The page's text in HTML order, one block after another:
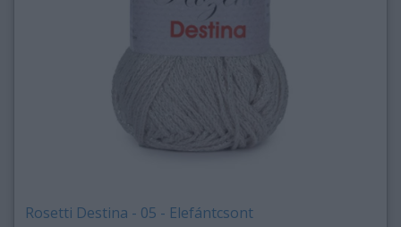
Rosetti Destina - 05 - Elefántcsont